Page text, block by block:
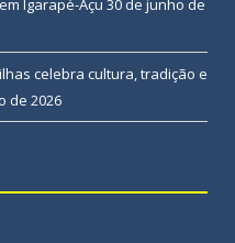
Igarapé-Açu 30 de junho de
celebra cultura, tradição e
de 2026